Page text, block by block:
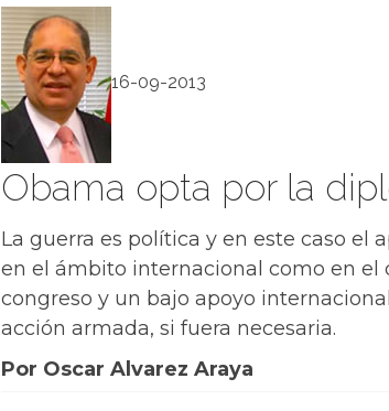
16-09-2013
Obama opta por la
La guerra es política y en este caso
en el ámbito internacional como en el
congreso y un bajo apoyo
acción armada, si fuera necesaria.
Por Oscar Alvarez Araya